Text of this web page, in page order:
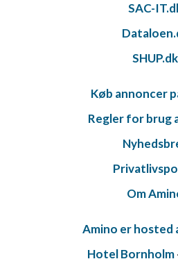
SAC-
SHUP.dk
Køb annoncer
Regler for brug
Om
Amino er hosted
Hotel Bornholm